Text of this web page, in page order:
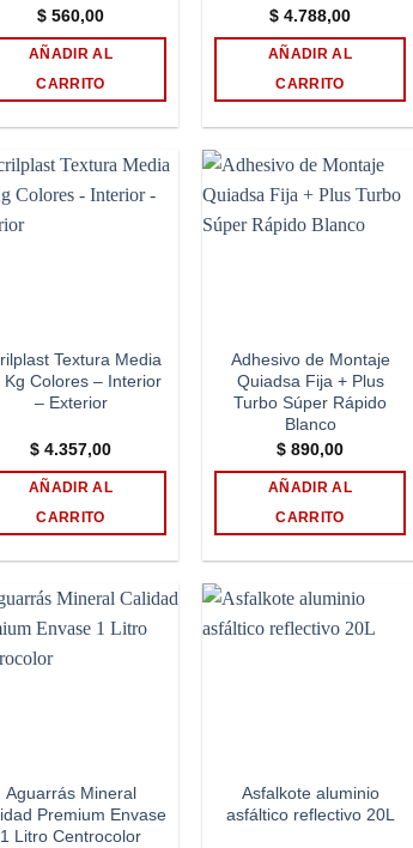
$ 560,00
AÑADIR AL
CARRITO
$ 4.788,00
AÑADIR AL
CARRITO
Textura Media
Kg Colores – Interior
– Exterior
$ 4.357,00
AÑADIR AL
CARRITO
wishlist
Adhesivo de Montaje
Quiadsa Fija + Plus
Turbo Súper Rápido
Blanco
$ 890,00
AÑADIR AL
CARRITO
Aguarrás Mineral
Premium Envase
1 Litro Centrocolor
Asfalkote aluminio
asfáltico reflectivo 20L